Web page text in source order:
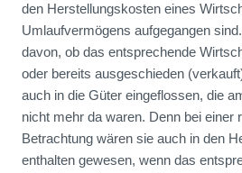
den Herstellungskosten eines
Umlaufvermögens aufgegangen
davon, ob das entsprechende
oder bereits ausgeschieden
auch in die Güter eingeflossen, die
nicht mehr da waren. Denn bei einer
Betrachtung wären sie auch in den
enthalten gewesen, wenn das